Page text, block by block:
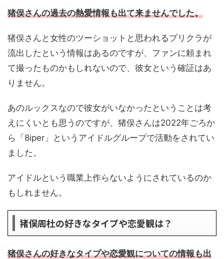
猪俣さんの過去の熱愛情報も出て来ませんでした。
猪俣さんと女性のツーショットと思われるプリクラが
流出したという情報はあるのですが、ファンに頼まれ
て撮ったものかもしれないので、彼女という確証はあ
りません。
あのルックスなので彼女がいなかったということは考
えにくいとも思うのですが、猪俣さんは2022年ごろか
ら「8iper」というアイドルグループで活動をされてい
ました。
アイドルという職業上作らないようにされているのか
もしれません。
猪俣周杜の好きなタイプや恋愛観は？
猪俣さんの好きなタイプや恋愛観についての情報も出